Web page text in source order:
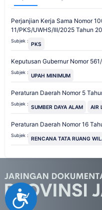
Accessibility
Perjanjian Kerja Sama Nomor
11/PKS/UWHS/III/2025 Tahun
Subjek : PKS
Keputusan Gubernur Nomor
Subjek : UPAH MINIMUM
Peraturan Daerah Nomor 5
Subjek : SUMBER DAYA ALAM AIR
Peraturan Daerah Nomor 16
Subjek : RENCANA TATA RUANG